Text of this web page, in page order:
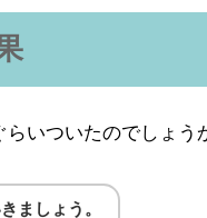
いついたのでしょう
ましょう。